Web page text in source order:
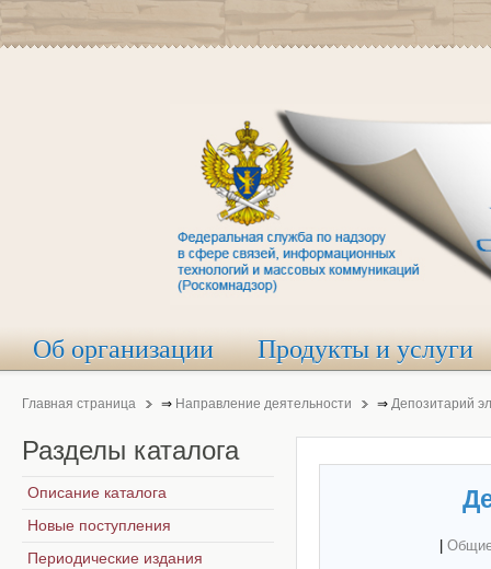
Об организации Продукты и услуги
Главная страница ⇒ Направление деятельности ⇒ Депозитарий
Разделы каталога
Описание каталога
Новые поступления
Периодические издания